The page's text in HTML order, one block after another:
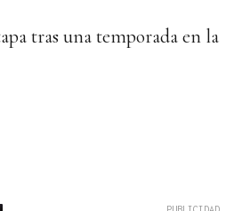
tras una temporada en la